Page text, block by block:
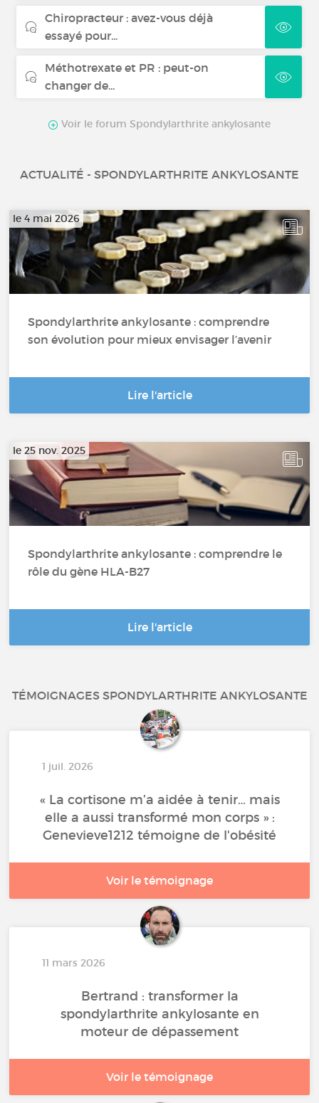
Chiropracteur : avez-vous déjà
essayé pour...
Méthotrexate et PR : peut-on
changer de...
Voir le forum Spondylarthrite ankylosante
ACTUALITÉ - SPONDYLARTHRITE ANKYLOSANTE
le 4 mai 2026
Spondylarthrite ankylosante : comprendre
son évolution pour mieux envisager l’avenir
Lire l'article
le 25 nov. 2025
Spondylarthrite ankylosante : comprendre le
rôle du gène HLA-B27
Lire l'article
TÉMOIGNAGES SPONDYLARTHRITE ANKYLOSANTE
1 juil. 2026
« La cortisone m’a aidée à tenir… mais
elle a aussi transformé mon corps » :
Genevieve1212 témoigne de l'obésité
Voir le témoignage
11 mars 2026
Bertrand : transformer la
spondylarthrite ankylosante en
moteur de dépassement
Voir le témoignage